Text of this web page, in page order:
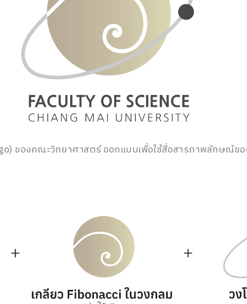
ของคณะวิทยาศาสตร์ ออกแบบเพื่อใช้สื่อสารภาพลักษณ์ข